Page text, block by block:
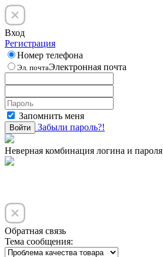
Вход
Регистрация
Номер телефона
Эл. почтаЭлектронная почта
Запомнить меня
Войти Забыли пароль?!
Неверная комбинация логина и пароля
Обратная связь
Тема сообщения: